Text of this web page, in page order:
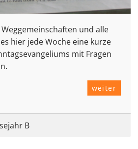
Weggemeinschaften und alle
hier jede Woche eine kurze
mit Fragen
weiter
B